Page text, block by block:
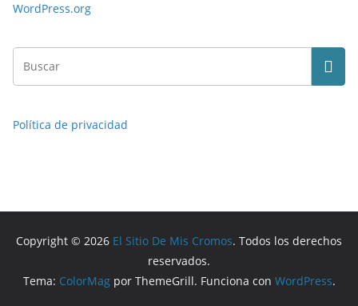
WordPress.org
Política de privacidad
Copyright © 2026 El Sitio De Mis Cromos. Todos los derechos
reservados.
Tema: ColorMagpor ThemeGrill. Funciona con WordPress.